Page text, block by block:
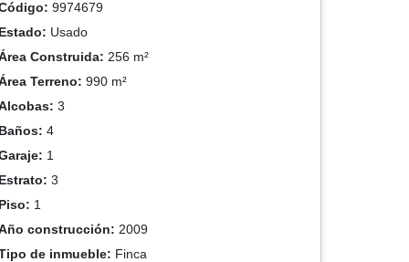
9974679
Usado
Construida: 256 m²
Terreno: 990 m²
3
4
1
3
1
construcción: 2009
de inmueble: Finca